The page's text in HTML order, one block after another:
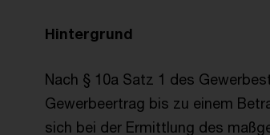
Hintergrund
Nach § 10a Satz 1 des
Gewerbeertrag bis zu einem
sich bei der Ermittlung des